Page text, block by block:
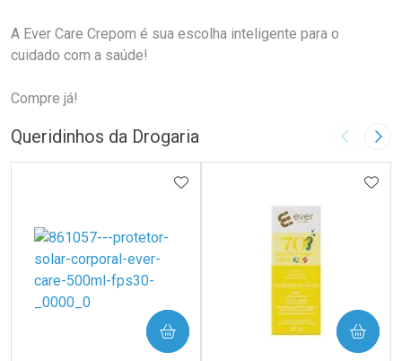
A Ever Care Crepom é sua escolha inteligente para o
cuidado com a saúde!
Compre já!
Queridinhos da Drogaria Imagem
ADICIONAR AOS FAVORITOS
COMPRAR COMPRAR